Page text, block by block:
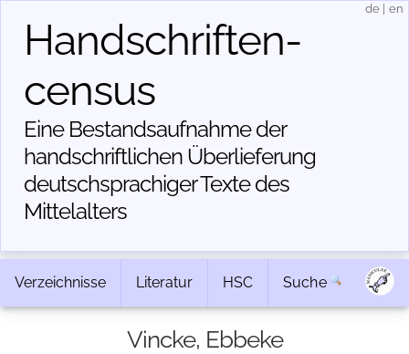
Handschriften­
census
Eine Bestandsaufnahme der
handschriftlichen Über­lieferung
deutschsprachiger Texte des
Mittelalters
de en
Verzeichnisse Literatur HSC Suche
Vincke, Ebbeke